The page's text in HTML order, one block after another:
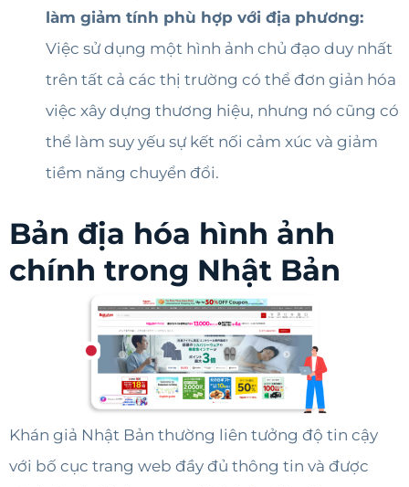
làm giảm tính phù hợp với địa phương:
Việc sử dụng một hình ảnh chủ đạo duy nhất
trên tất cả các thị trường có thể đơn giản hóa
việc xây dựng thương hiệu, nhưng nó cũng có
thể làm suy yếu sự kết nối cảm xúc và giảm
tiềm năng chuyển đổi.
Bản địa hóa hình ảnh
chính trong Nhật Bản
Khán giả Nhật Bản thường liên tưởng độ tin cậy
với bố cục trang web đầy đủ thông tin và được